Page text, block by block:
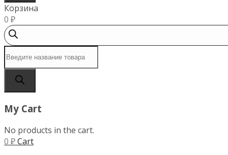
Корзина
0 ₽
товаров
My Cart
No products in the cart.
0 ₽Cart